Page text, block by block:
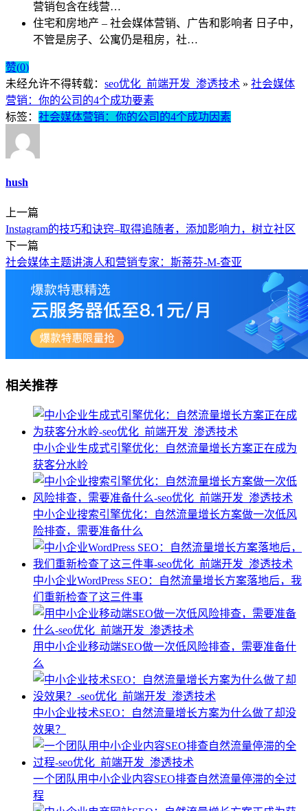
营销包含在线营…
住宅和房地产 – 社会媒体营销、广告和影响者 日子中，
不管是房子、公寓仍是租房，社…
赞(0)
未经允许不得转载： seo优化_前端开发_渗透技术 » 社会媒体
营销：你的公司的4个成功要素
标签： 社会媒体营销：你的公司的4个成功因素
hush
上一篇
Instagram的技巧和诀窍–取得追随者，添加影响力，树立社区
下一篇
社会媒体主题讲演人和营销专家：斯蒂芬-M-查亚
相关推荐
中小企业生成式引擎优化：自然流量增长方案正在成为
获客分水岭
中小企业搜索引擎优化：自然流量增长方案做一次低风
险排查，需要准备什么
中小企业WordPress SEO：自然流量增长方案落地后，我
们重新检查了这三件事
用中小企业移动端SEO做一次低风险排查，需要准备什
么
中小企业技术SEO：自然流量增长方案为什么做了却没
效果？
一个团队用中小企业内容SEO排查自然流量停滞的全过
程